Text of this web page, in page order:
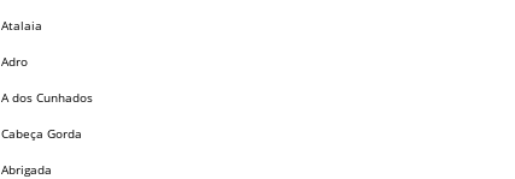
Atalaia
Adro
A dos Cunhados
Cabeça Gorda
Abrigada